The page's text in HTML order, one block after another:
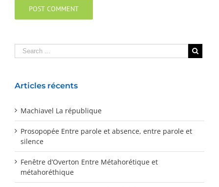
Articles récents
Machiavel La république
Prosopopée Entre parole et absence, entre parole et
silence
Fenêtre d’Overton Entre Métahorétique et
métahoréthique